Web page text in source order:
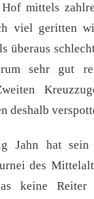
Hof mittels
viel geritten
überaus
sehr gut
deshalb
Jahn hat sein
des
keine Reiter